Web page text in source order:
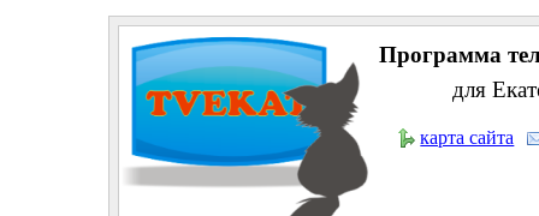
Программа
для
карта сайта